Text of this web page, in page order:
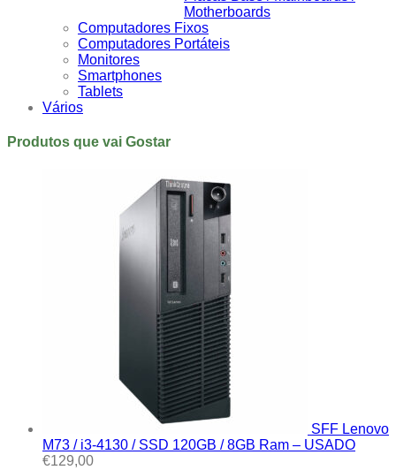
Motherboards
Computadores Fixos
Computadores Portáteis
Monitores
Smartphones
Tablets
Vários
Produtos que vai Gostar
SFF Lenovo
M73 / i3-4130 / SSD 120GB / 8GB Ram – USADO
€129,00